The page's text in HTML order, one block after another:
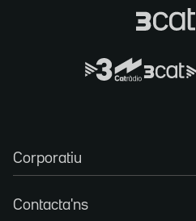
Corporatiu
Contacta'ns